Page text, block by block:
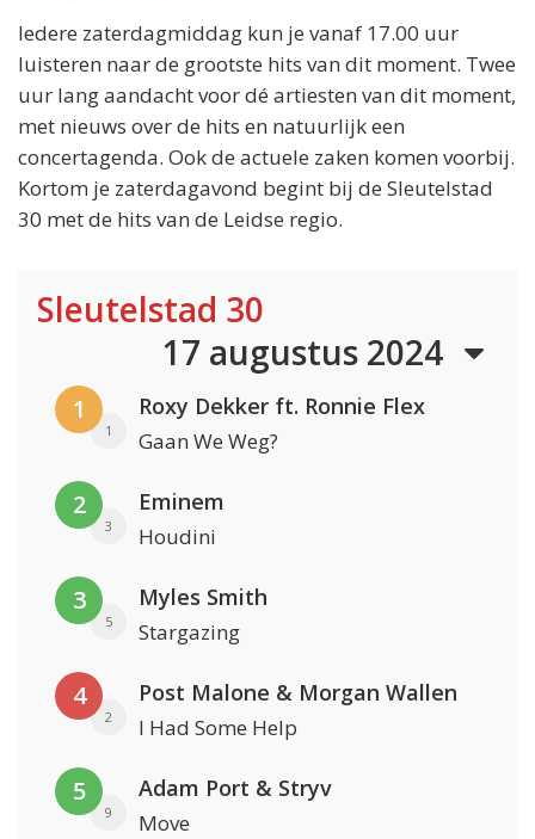
Iedere zaterdagmiddag kun je vanaf 17.00 uur
luisteren naar de grootste hits van dit moment. Twee
uur lang aandacht voor dé artiesten van dit moment,
met nieuws over de hits en natuurlijk een
concertagenda. Ook de actuele zaken komen voorbij.
Kortom je zaterdagavond begint bij de Sleutelstad
30 met de hits van de Leidse regio.
Sleutelstad 30
17 augustus 2024
1
1
Roxy Dekker ft. Ronnie Flex
Gaan We Weg?
2
3
Eminem
Houdini
3
5
Myles Smith
Stargazing
4
2
Post Malone & Morgan Wallen
I Had Some Help
5
9
Adam Port & Stryv
Move